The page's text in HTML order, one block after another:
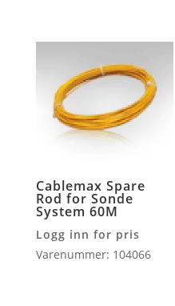
Cablemax Spare
Rod for Sonde
System 60M
Logg inn for pris
Varenummer: 104066